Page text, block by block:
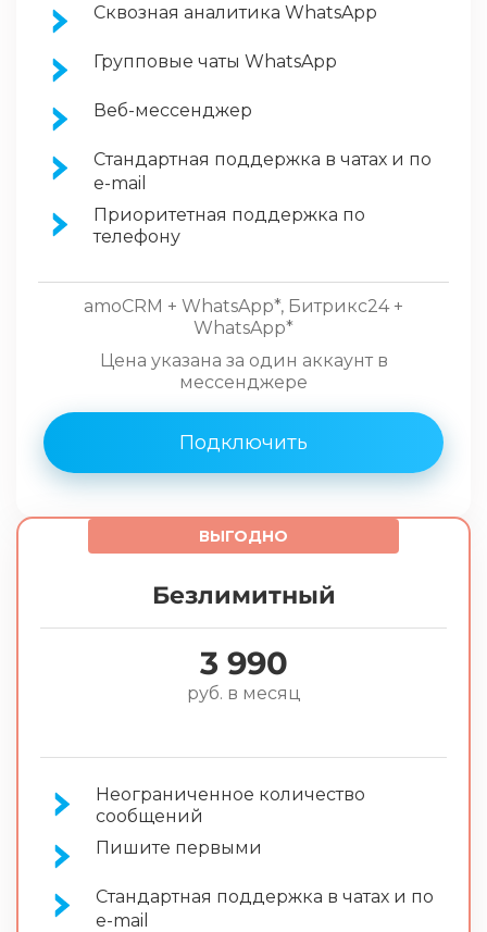
Сквозная аналитика WhatsApp
Групповые чаты WhatsApp
Веб-мессенджер
Стандартная поддержка в чатах и по
e-mail
Приоритетная поддержка по
телефону
amoCRM + WhatsApp*, Битрикс24 +
WhatsApp*
Цена указана за один аккаунт в
мессенджере
Подключить
ВЫГОДНО
Безлимитный
3 990
руб. в месяц
Неограниченное количество
сообщений
Пишите первыми
Стандартная поддержка в чатах и по
e-mail